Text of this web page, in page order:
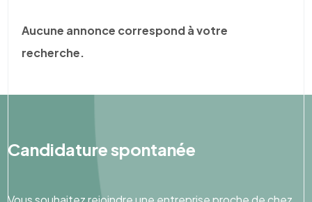
Aucune annonce correspond à votre
recherche.
Candidature spontanée